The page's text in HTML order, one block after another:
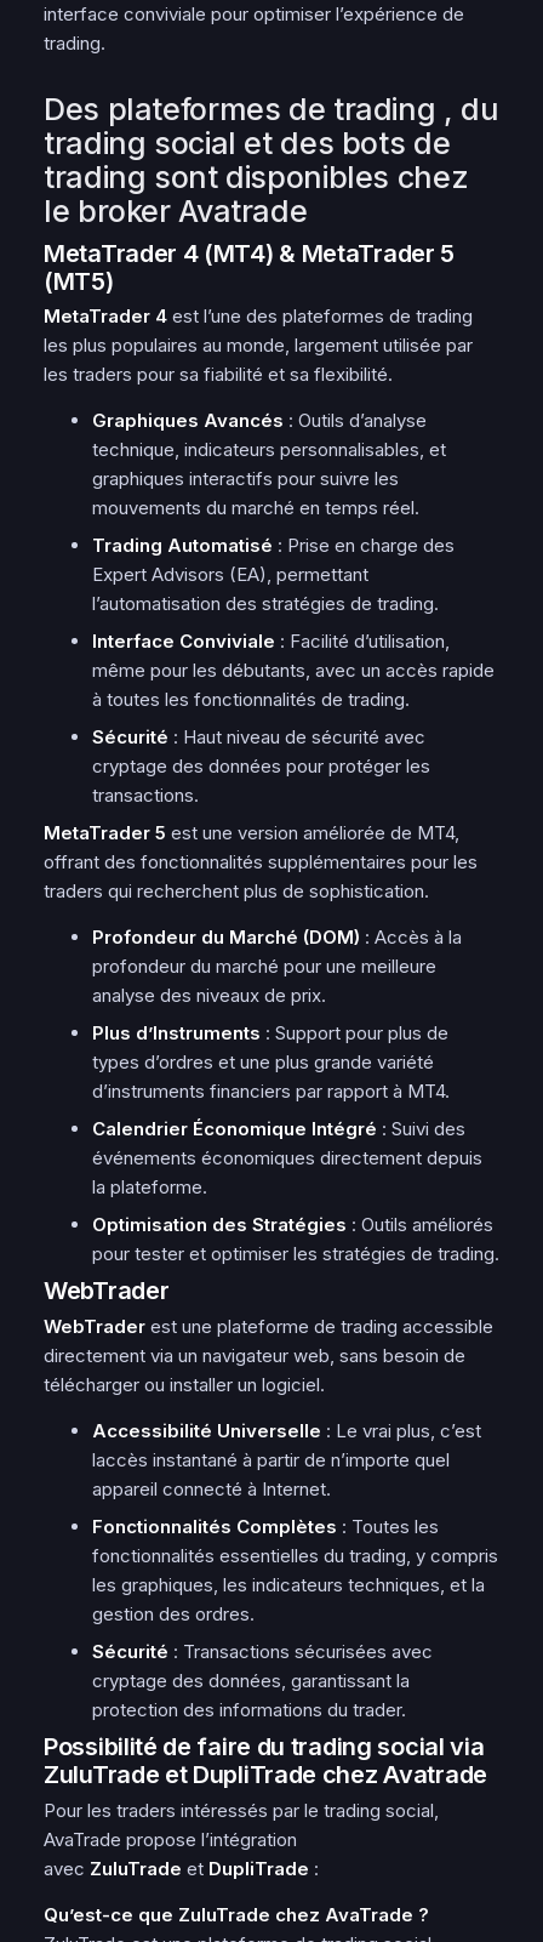
interface conviviale pour optimiser l’expérience de
trading.
Des plateformes de trading , du
trading social et des bots de
trading sont disponibles chez
le broker Avatrade
MetaTrader 4 (MT4) & MetaTrader 5
(MT5)
MetaTrader 4 est l’une des plateformes de trading
les plus populaires au monde, largement utilisée par
les traders pour sa fiabilité et sa flexibilité.
Graphiques Avancés : Outils d’analyse
technique, indicateurs personnalisables, et
graphiques interactifs pour suivre les
mouvements du marché en temps réel.
Trading Automatisé : Prise en charge des
Expert Advisors (EA), permettant
l’automatisation des stratégies de trading.
Interface Conviviale : Facilité d’utilisation,
même pour les débutants, avec un accès rapide
à toutes les fonctionnalités de trading.
Sécurité : Haut niveau de sécurité avec
cryptage des données pour protéger les
transactions.
MetaTrader 5 est une version améliorée de MT4,
offrant des fonctionnalités supplémentaires pour les
traders qui recherchent plus de sophistication.
Profondeur du Marché (DOM) : Accès à la
profondeur du marché pour une meilleure
analyse des niveaux de prix.
Plus d’Instruments : Support pour plus de
types d’ordres et une plus grande variété
d’instruments financiers par rapport à MT4.
Calendrier Économique Intégré : Suivi des
événements économiques directement depuis
la plateforme.
Optimisation des Stratégies : Outils améliorés
pour tester et optimiser les stratégies de trading.
WebTrader
WebTrader est une plateforme de trading accessible
directement via un navigateur web, sans besoin de
télécharger ou installer un logiciel.
Accessibilité Universelle : Le vrai plus, c’est
laccès instantané à partir de n’importe quel
appareil connecté à Internet.
Fonctionnalités Complètes : Toutes les
fonctionnalités essentielles du trading, y compris
les graphiques, les indicateurs techniques, et la
gestion des ordres.
Sécurité : Transactions sécurisées avec
cryptage des données, garantissant la
protection des informations du trader.
Possibilité de faire du trading social via
ZuluTrade et DupliTrade chez Avatrade
Pour les traders intéressés par le trading social,
AvaTrade propose l’intégration
avec ZuluTrade et DupliTrade :
Qu’est-ce que ZuluTrade chez AvaTrade ?